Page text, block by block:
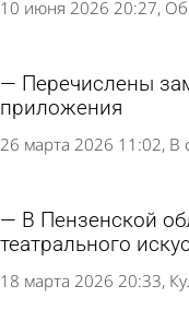
10 июня 2026 20:27
Перечислены
приложения
26 марта 2026 11:02 В
В Пензенской
театрального
18 марта 2026 20:33